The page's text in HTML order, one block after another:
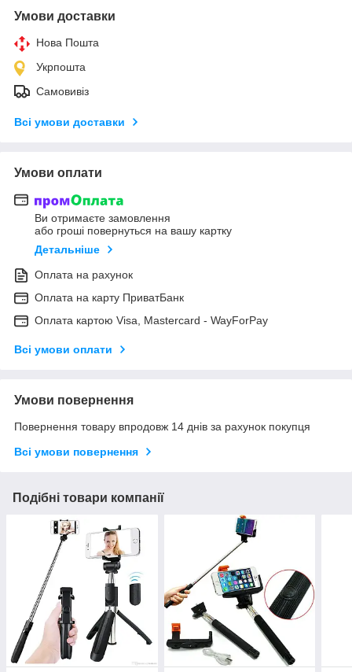
Умови доставки
Нова Пошта
Укрпошта
Самовивіз
Всі умови доставки
Умови оплати
Ви отримаєте замовлення
або гроші повернуться на вашу картку
Детальніше
Оплата на рахунок
Оплата на карту ПриватБанк
Оплата картою Visa, Mastercard - WayForPay
Всі умови оплати
Умови повернення
Повернення товару впродовж 14 днів за рахунок покупця
Всі умови повернення
Подібні товари компанії